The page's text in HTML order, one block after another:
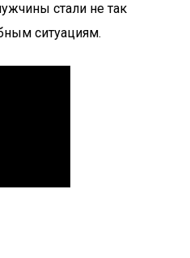
стали не так
ситуациям.